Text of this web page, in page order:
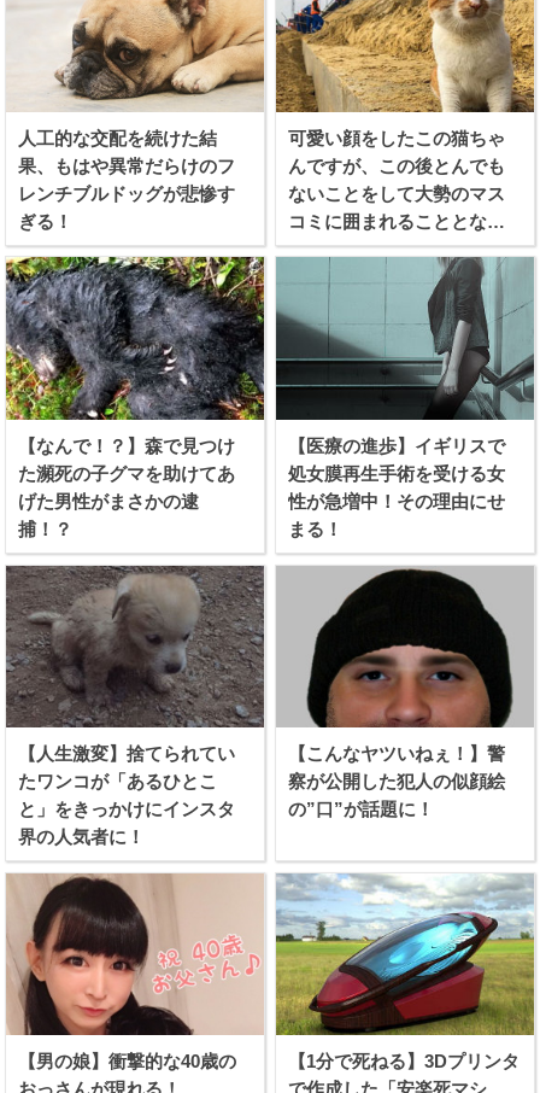
人工的な交配を続けた結
果、もはや異常だらけのフ
レンチブルドッグが悲惨す
ぎる！
可愛い顔をしたこの猫ちゃ
んですが、この後とんでも
ないことをして大勢のマス
コミに囲まれることとなり
ます
【なんで！？】森で見つけ
た瀕死の子グマを助けてあ
げた男性がまさかの逮
捕！？
【医療の進歩】イギリスで
処女膜再生手術を受ける女
性が急増中！その理由にせ
まる！
【人生激変】捨てられてい
たワンコが「あるひとこ
と」をきっかけにインスタ
界の人気者に！
【こんなヤツいねぇ！】警
察が公開した犯人の似顔絵
の”口”が話題に！
【男の娘】衝撃的な40歳の
おっさんが現れる！
【1分で死ねる】3Dプリンタ
で作成した「安楽死マシ